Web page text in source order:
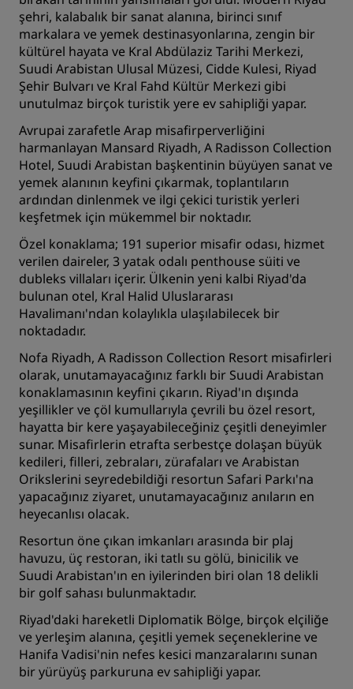
şehri, kalabalık bir sanat alanına, birinci sınıf
markalara ve yemek destinasyonlarına, zengin bir
kültürel hayata ve Kral Abdülaziz Tarihi Merkezi,
Suudi Arabistan Ulusal Müzesi, Cidde Kulesi, Riyad
Şehir Bulvarı ve Kral Fahd Kültür Merkezi gibi
unutulmaz birçok turistik yere ev sahipliği yapar.
Avrupai zarafetle Arap misafirperverliğini
harmanlayan Mansard Riyadh, A Radisson Collection
Hotel, Suudi Arabistan başkentinin büyüyen sanat ve
yemek alanının keyfini çıkarmak, toplantıların
ardından dinlenmek ve ilgi çekici turistik yerleri
keşfetmek için mükemmel bir noktadır.
Özel konaklama; 191 superior misafir odası, hizmet
verilen daireler, 3 yatak odalı penthouse süiti ve
dubleks villaları içerir. Ülkenin yeni kalbi Riyad'da
bulunan otel, Kral Halid Uluslararası
Havalimanı'ndan kolaylıkla ulaşılabilecek bir
noktadadır.
Nofa Riyadh, A Radisson Collection Resort misafirleri
olarak, unutamayacağınız farklı bir Suudi Arabistan
konaklamasının keyfini çıkarın. Riyad'ın dışında
yeşillikler ve çöl kumullarıyla çevrili bu özel resort,
hayatta bir kere yaşayabileceğiniz çeşitli deneyimler
sunar. Misafirlerin etrafta serbestçe dolaşan büyük
kedileri, filleri, zebraları, zürafaları ve Arabistan
Orikslerini seyredebildiği resortun Safari Parkı'na
yapacağınız ziyaret, unutamayacağınız anıların en
heyecanlısı olacak.
Resortun öne çıkan imkanları arasında bir plaj
havuzu, üç restoran, iki tatlı su gölü, binicilik ve
Suudi Arabistan'ın en iyilerinden biri olan 18 delikli
bir golf sahası bulunmaktadır.
Riyad'daki hareketli Diplomatik Bölge, birçok elçiliğe
ve yerleşim alanına, çeşitli yemek seçeneklerine ve
Hanifa Vadisi'nin nefes kesici manzaralarını sunan
bir yürüyüş parkuruna ev sahipliği yapar.